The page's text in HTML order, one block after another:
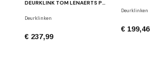
DEURKLINK TOM LENAERTS PH2017/50F RUW BRONS GEPOLIJST
Deurklinken
€ 237,99
Deurklinken
€ 199,46